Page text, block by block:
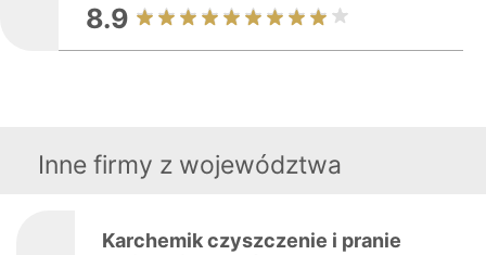
8.9
Inne firmy z województwa
Karchemik czyszczenie i pranie